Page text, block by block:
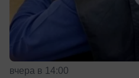
вчера в 14:00